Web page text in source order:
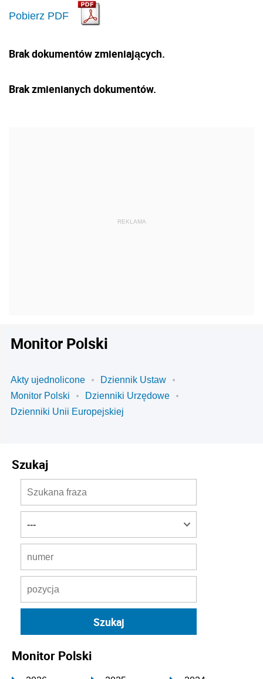
Pobierz PDF
Brak dokumentów zmieniających.
Brak zmienianych dokumentów.
Monitor Polski
Akty ujednolicone
Dziennik Ustaw
Monitor Polski
Dzienniki Urzędowe
Dzienniki Unii Europejskiej
Szukaj
Monitor Polski